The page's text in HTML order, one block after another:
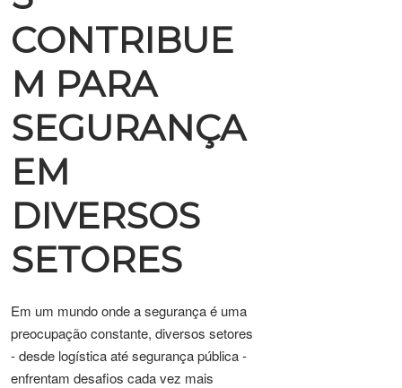
CONTRIBUE
M PARA
SEGURANÇA
EM
DIVERSOS
SETORES
Em um mundo onde a segurança é uma
preocupação constante, diversos setores
- desde logística até segurança pública -
enfrentam desafios cada vez mais